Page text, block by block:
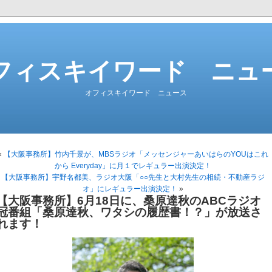
ィスキイワード ニュ
オフィスキイワード ニュース
【大阪事務所】竹内千景が、MBSラジオ「メッセンジャーあいはらのYOUはこれ
から Everyday」に月１でレギュラー出演決定！
【大阪事務所】宇野名都美、ラジオ大阪「○○先生と大村先生の相続・不動産ラジ
オ」にレギュラー出演決定！ »
大阪事務所】6月18日に、桑原達秋のABCラジオ
番組「桑原達秋、ワタシの履歴書！？」が放送さ
ます！